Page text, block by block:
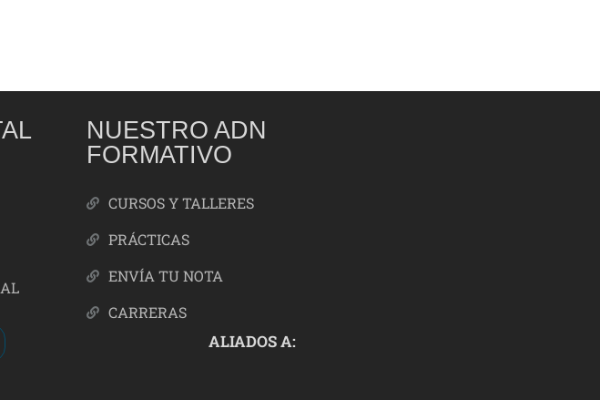
NUESTRO ADN
FORMATIVO
CURSOS Y TALLERES
PRÁCTICAS
ENVÍA TU NOTA
CARRERAS
ALIADOS A: